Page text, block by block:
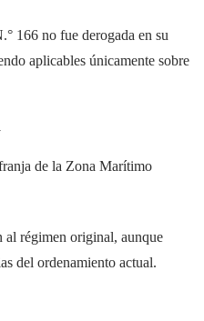
166 no fue derogada en su
aplicables únicamente sobre
de la Zona Marítimo
al régimen original, aunque
del ordenamiento actual.